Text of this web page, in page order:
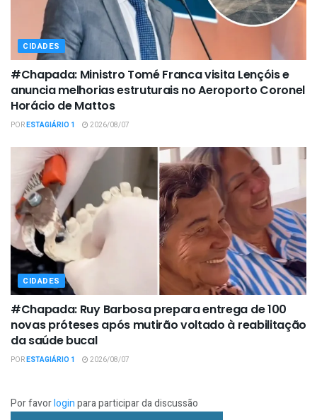
CIDADES
#Chapada: Ministro Tomé Franca visita Lençóis e
anuncia melhorias estruturais no Aeroporto Coronel
Horácio de Mattos
PORESTAGIÁRIO 1 2026/08/07
CIDADES
#Chapada: Ruy Barbosa prepara entrega de 100
novas próteses após mutirão voltado à reabilitação
da saúde bucal
PORESTAGIÁRIO 1 2026/08/07
Por favorloginpara participar da discussão